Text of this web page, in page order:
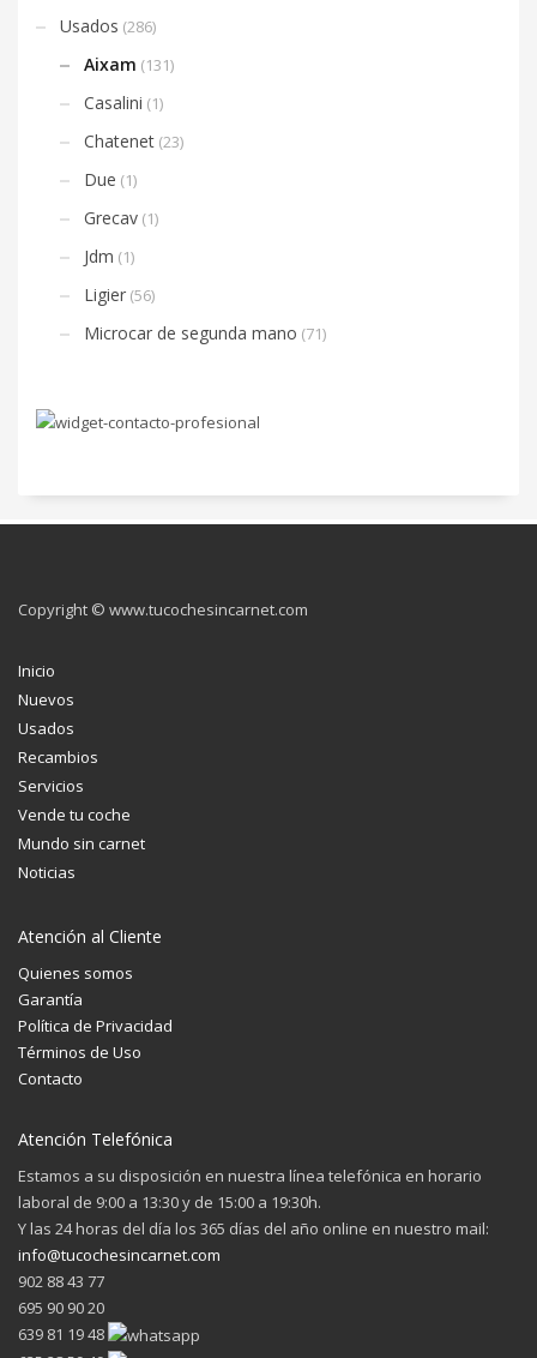
Usados (286)
Aixam (131)
Casalini (1)
Chatenet (23)
Due (1)
Grecav (1)
Jdm (1)
Ligier (56)
Microcar de segunda mano (71)
Copyright © www.tucochesincarnet.com
Inicio
Nuevos
Usados
Recambios
Servicios
Vende tu coche
Mundo sin carnet
Noticias
Atención al Cliente
Quienes somos
Garantía
Política de Privacidad
Términos de Uso
Contacto
Atención Telefónica
Estamos a su disposición en nuestra línea telefónica en horario
laboral de 9:00 a 13:30 y de 15:00 a 19:30h.
Y las 24 horas del día los 365 días del año online en nuestro mail:
info@tucochesincarnet.com
902 88 43 77
695 90 90 20
639 81 19 48